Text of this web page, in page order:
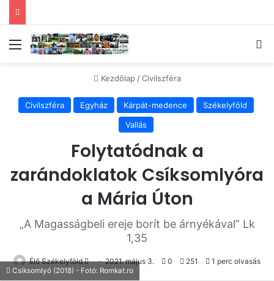
Menü
Kezdőlap / Civilszféra
Civilszféra Egyház Kárpát-medence
Székelyföld
Vallás
Folytatódnak a
zarándoklatok Csíksomlyóra
a Mária Úton
„A Magasságbeli ereje borít be árnyékával” Lk
1,35
Élő Székelyföld Send
an
2021. május 3. 0 251 1 perc olvasás
Csíksomlyó (2018) - Fotó: Romkat.ro